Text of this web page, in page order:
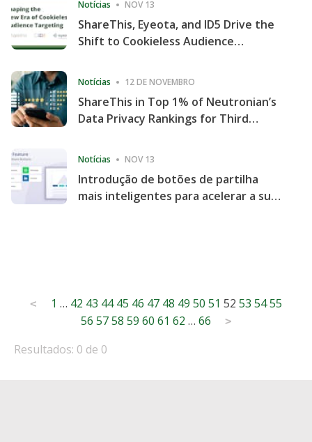
Notícias NOV 13
ShareThis, Eyeota, and ID5 Drive the
Shift to Cookieless Audience
Notícias 12 DE NOVEMBRO
ShareThis in Top 1% of Neutronian’s
Data Privacy Rankings for Third
Notícias NOV 13
Introdução de botões de partilha
mais inteligentes para acelerar a sua
Posts
pagination
< 1 … 42 43 44 45 46 47 48 49 50 51 52 53 5455
56 57 58 59 60 61 62 … 66 >
Resultados: 0 de 0